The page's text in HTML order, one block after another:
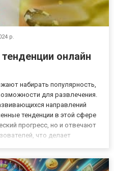
р.
онлайн
набирать популярность,
для развлечения.
направлений
тенденции в этой сфере
прогресс, но и отвечают
что делает